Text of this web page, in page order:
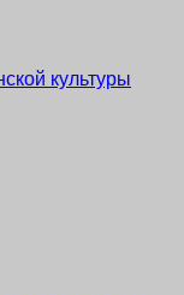
культуры